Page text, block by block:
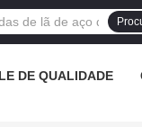
DE QUALIDADE